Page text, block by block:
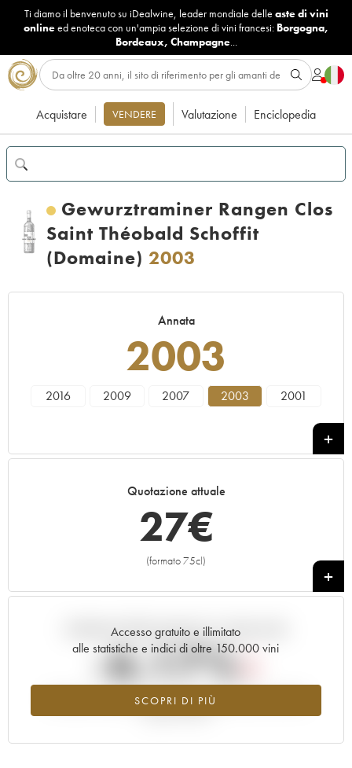
Ti diamo il benvenuto su iDealwine, leader mondiale delle aste di vini
onlineed enoteca con un'ampia selezione di vini francesi: Borgogna,
Bordeaux, Champagne...
Acquistare VENDERE Valutazione Enciclopedia
Gewurztraminer Rangen Clos
Saint Théobald Schoffit
(Domaine) 2003
Annata
2003
2016 2009 2007 2003 2001
Quotazione attuale
27€
(formato 75cl)
+
Accesso gratuito e illimitato
alle statistiche e indici di oltre 150.000 vini
SCOPRI DI PIÙ
Andamento della quotazione in tempo reale
-6.17%
Tendenza al ribasso per il valore dell'annata 2003 nel 2026